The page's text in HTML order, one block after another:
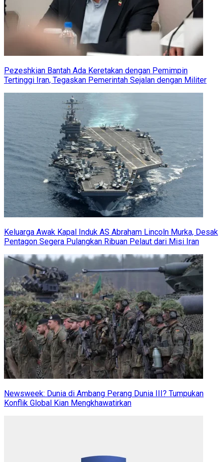
Pezeshkian Bantah Ada Keretakan dengan Pemimpin
Tertinggi Iran, Tegaskan Pemerintah Sejalan dengan Militer
Keluarga Awak Kapal Induk AS Abraham Lincoln Murka, Desak
Pentagon Segera Pulangkan Ribuan Pelaut dari Misi Iran
Newsweek: Dunia di Ambang Perang Dunia III? Tumpukan
Konflik Global Kian Mengkhawatirkan